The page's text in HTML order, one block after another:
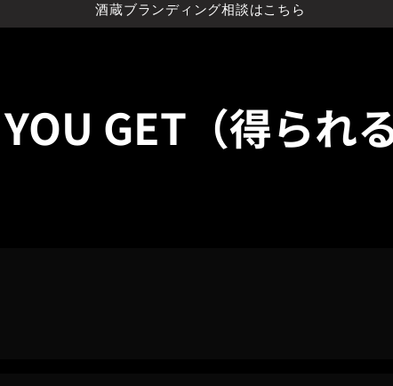
酒蔵ブランディング相談はこちら
GET（得られ